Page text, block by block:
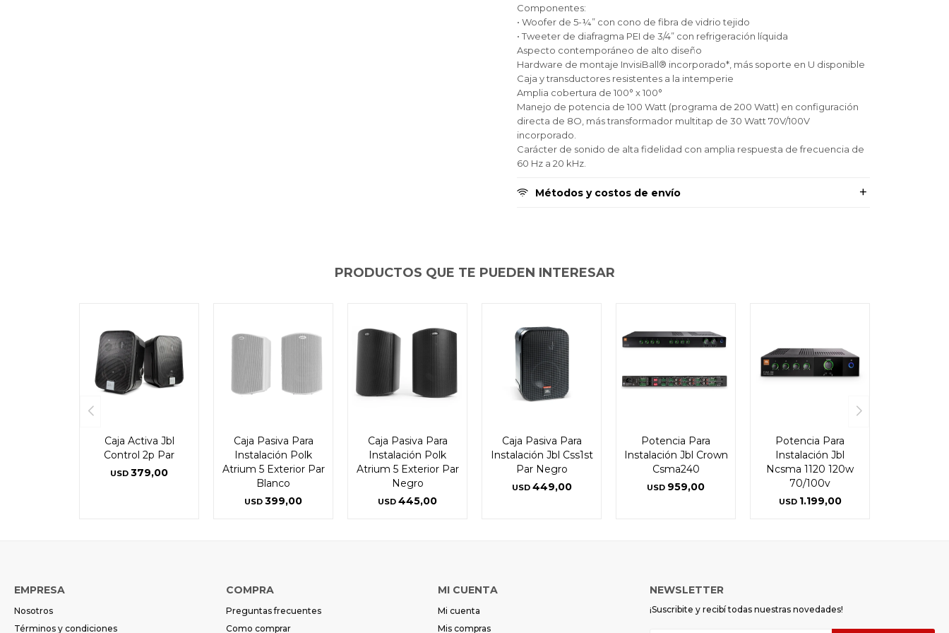
Componentes:
• Woofer de 5-¼” con cono de fibra de vidrio tejido
• Tweeter de diafragma PEI de 3/4” con refrigeración líquida
Aspecto contemporáneo de alto diseño
Hardware de montaje InvisiBall® incorporado*, más soporte en U disponible
Caja y transductores resistentes a la intemperie
Amplia cobertura de 100° x 100°
Manejo de potencia de 100 Watt (programa de 200 Watt) en configuración
directa de 8O, más transformador multitap de 30 Watt 70V/100V
incorporado.
Carácter de sonido de alta fidelidad con amplia respuesta de frecuencia de
60 Hz a 20 kHz.
Métodos y costos de envío
PRODUCTOS QUE TE PUEDEN INTERESAR
Caja Activa Jbl
Control 2p Par
USD 379,00
Caja Pasiva Para
Instalación Polk
Atrium 5 Exterior Par
Blanco
USD 399,00
Caja Pasiva Para
Instalación Polk
Atrium 5 Exterior Par
Negro
USD 445,00
Caja Pasiva Para
Instalación Jbl Css1st
Par Negro
USD 449,00
Potencia Para
Instalación Jbl Crown
Csma240
USD 959,00
Potencia Para
Instalación Jbl
Ncsma 1120 120w
70/100v
USD 1.199,00
Elegís Pago Después como metodo de pago
* sujeto a aprobación crediticia. El monto disponible
puede variar por comercio
EMPRESA
Nosotros
Términos y condiciones
COMPRA
Preguntas frecuentes
Como comprar
MI CUENTA
Mi cuenta
Mis compras
NEWSLETTER
¡Suscribite y recibí todas nuestras novedades!
Elegís Pago Después como metodo de pago
* sujeto a aprobación crediticia. El monto disponible
puede variar por comercio
Elegís Pago Después como metodo de pago
* sujeto a aprobación crediticia. El monto disponible
puede variar por comercio